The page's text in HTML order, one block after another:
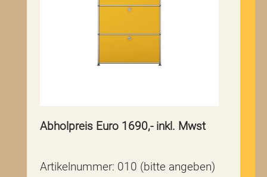
Abholpreis Euro 1690,- inkl. Mwst
Artikelnummer: 010 (bitte angeben)